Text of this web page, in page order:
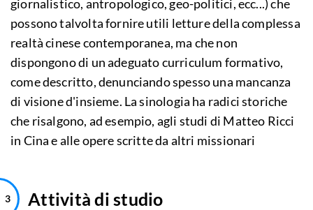
giornalistico, antropologico, geo-politici, ecc...) che
possono talvolta fornire utili letture della complessa
realtà cinese contemporanea, ma che non
dispongono di un adeguato curriculum formativo,
come descritto, denunciando spesso una mancanza
di visione d'insieme. La sinologia ha radici storiche
che risalgono, ad esempio, agli studi di Matteo Ricci
in Cina e alle opere scritte da altri missionari
Attività di studio